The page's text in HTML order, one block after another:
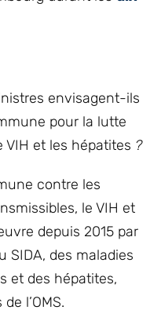
envisagent-ils
pour la lutte
et les hépatites ?
contre les
le VIH et
depuis 2015 par
SIDA, des maladies
et des hépatites,
l’OMS.